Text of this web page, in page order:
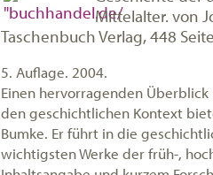
Mittelalter. von
Taschenbuch Verlag, 448
5. Auflage. 2004.
Einen hervorragenden
den geschichtlichen Kontext
Bumke. Er führt in die
wichtigsten Werke der früh-,